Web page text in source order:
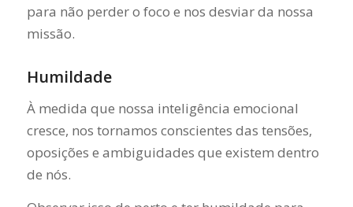
para não perder o foco e nos desviar da nossa
missão.
Humildade
À medida que nossa inteligência emocional
cresce, nos tornamos conscientes das tensões,
oposições e ambiguidades que existem dentro
de nós.